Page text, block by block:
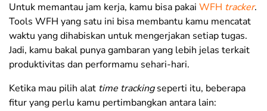
Untuk memantau jam kerja, kamu bisa pakai WFH tracker.
Tools WFH yang satu ini bisa membantu kamu mencatat
waktu yang dihabiskan untuk mengerjakan setiap tugas.
Jadi, kamu bakal punya gambaran yang lebih jelas terkait
produktivitas dan performamu sehari-hari.
Ketika mau pilih alat time trackingseperti itu, beberapa
fitur yang perlu kamu pertimbangkan antara lain: